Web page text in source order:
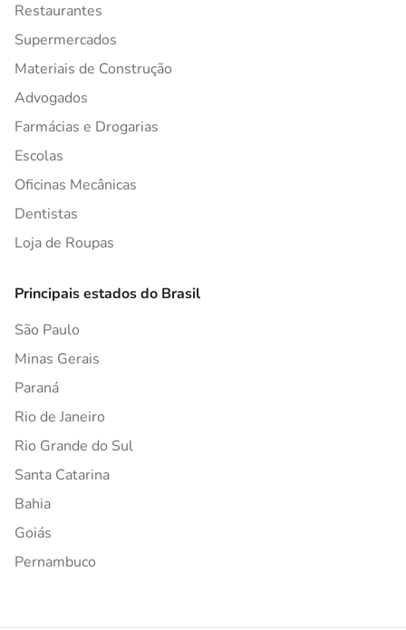
Restaurantes
Supermercados
Materiais de Construção
Advogados
Farmácias e Drogarias
Escolas
Oficinas Mecânicas
Dentistas
Loja de Roupas
Principais estados do Brasil
São Paulo
Minas Gerais
Paraná
Rio de Janeiro
Rio Grande do Sul
Santa Catarina
Bahia
Goiás
Pernambuco